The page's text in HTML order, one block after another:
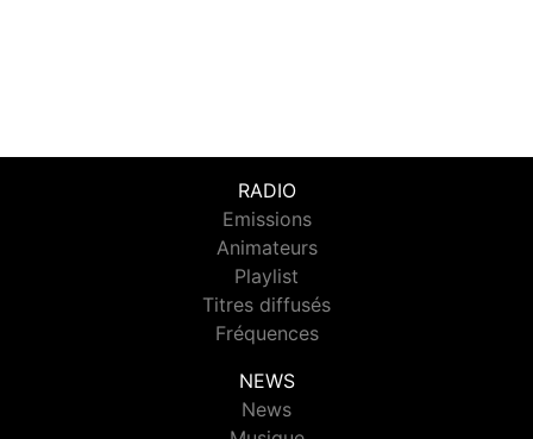
RADIO
Emissions
Animateurs
Playlist
Titres diffusés
Fréquences
NEWS
News